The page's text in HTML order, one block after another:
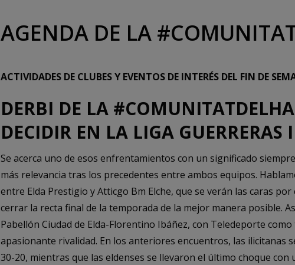
AGENDA DE LA
ACTIVIDADES DE CLUBES Y EVENTOS DE INTERÉS DEL FIN DE
DERBI DE LA
DECIDIR EN LA LIGA GUERRERAS
Se acerca uno de esos enfrentamientos con un significado
más relevancia tras los precedentes entre ambos equipos.
entre Elda Prestigio y Atticgo Bm Elche, que se verán las caras
cerrar la recta final de la temporada de la mejor manera posible.
Pabellón Ciudad de Elda-Florentino Ibáñez, con Teledeporte
apasionante rivalidad. En los anteriores encuentros, las ilicitanas
30-20, mientras que las eldenses se llevaron el último choque